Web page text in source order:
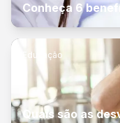
Conheça 6
Educação
Quais são as